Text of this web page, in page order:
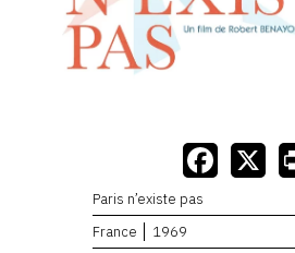
Paris n’existe pas
France
1969